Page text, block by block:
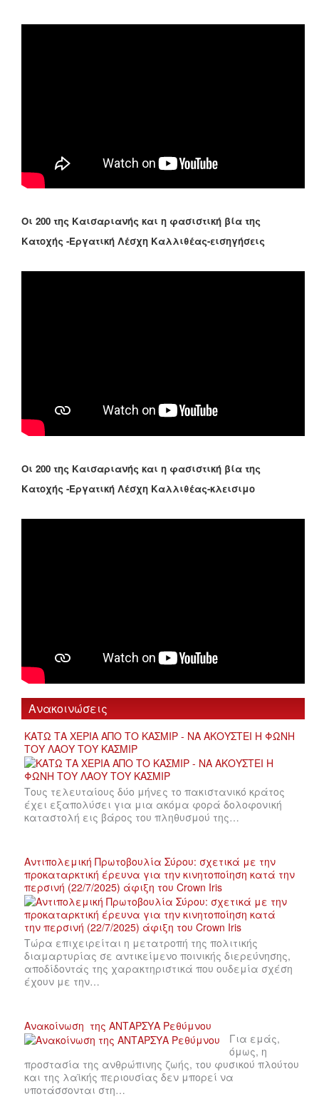
Οι 200 της Καισαριανής και η φασιστική βία της
Κατοχής -Εργατική Λέσχη Καλλιθέας-εισηγήσεις
Οι 200 της Καισαριανής και η φασιστική βία της
Κατοχής -Εργατική Λέσχη Καλλιθέας-κλεισιμο
Ανακοινώσεις
ΚΑΤΩ ΤΑ ΧΕΡΙΑ ΑΠΟ ΤΟ ΚΑΣΜΙΡ - ΝΑ ΑΚΟΥΣΤΕΙ Η ΦΩΝΗ
ΤΟΥ ΛΑΟΥ ΤΟΥ ΚΑΣΜΙΡ
Τους τελευταίους δύο μήνες το πακιστανικό κράτος
έχει εξαπολύσει για μια ακόμα φορά δολοφονική
καταστολή εις βάρος του πληθυσμού της…
Αντιπολεμική Πρωτοβουλία Σύρου: σχετικά με την
προκαταρκτική έρευνα για την κινητοποίηση κατά την
περσινή (22/7/2025) άφιξη του Crown Iris
Τώρα επιχειρείται η μετατροπή της πολιτικής
διαμαρτυρίας σε αντικείμενο ποινικής διερεύνησης,
αποδίδοντάς της χαρακτηριστικά που ουδεμία σχέση
έχουν με την…
Ανακοίνωση της ΑΝΤΑΡΣΥΑ Ρεθύμνου
Για εμάς,
όμως, η
προστασία της ανθρώπινης ζωής, του φυσικού πλούτου
και της λαϊκής περιουσίας δεν μπορεί να
υποτάσσονται στη…